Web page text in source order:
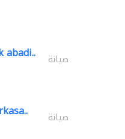
abadi.. صيانة
صيانة